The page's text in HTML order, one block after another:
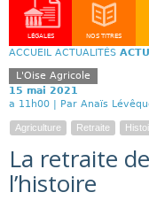
LÉGALES NOS TITRES
ACCUEIL ACTUALITÉS
L'Oise Agricole
15 mai 2021
a 11h00 | Par Anaïs
Agriculture Retraite
La retraite
l’histoire